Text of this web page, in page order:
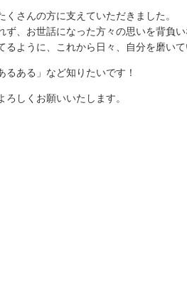
くさんの方に支えていただきました。
ず、お世話になった方々の思いを背負
るように、これから日々、自分を磨いて
るある」など知りたいです！
ろしくお願いいたします。